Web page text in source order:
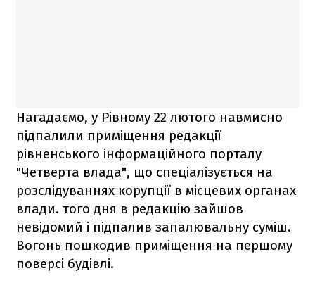
Нагадаємо, у Рівному 22 лютого навмисно
підпалили приміщення редакції
рівненського інформаційного порталу
"Четверта влада", що спеціалізується на
розслідуваннях корупції в місцевих органах
влади. того дня в редакцію зайшов
невідомий і підпалив запалювальну суміш.
Вогонь пошкодив приміщення на першому
поверсі будівлі.